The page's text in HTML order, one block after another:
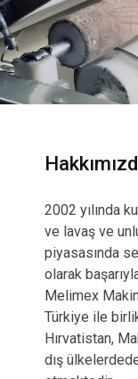
2002 yılında
ve lavaş ve
piyasasında
olarak
Melimex
Türkiye ile
Hırvatistan,
dış